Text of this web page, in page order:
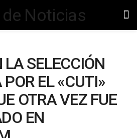
SELECCIÓN
EL «CUTI»
OTRA VEZ FUE
EN